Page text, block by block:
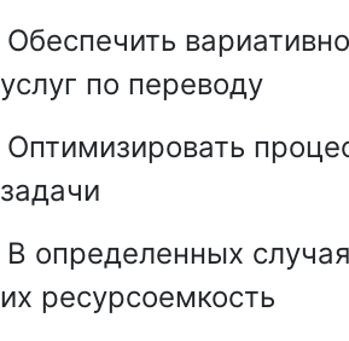
Обеспечить
услуг по переводу
Оптимизировать
задачи
В определенных
их ресурсоемкость